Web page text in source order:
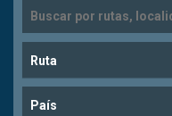
Ruta
País